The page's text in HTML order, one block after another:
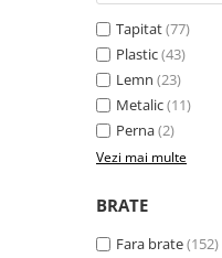
Tapitat(77)
Plastic(43)
Lemn (23)
Metalic(11)
Perna(2)
Vezi mai multe
BRATE
Fara brate(152)